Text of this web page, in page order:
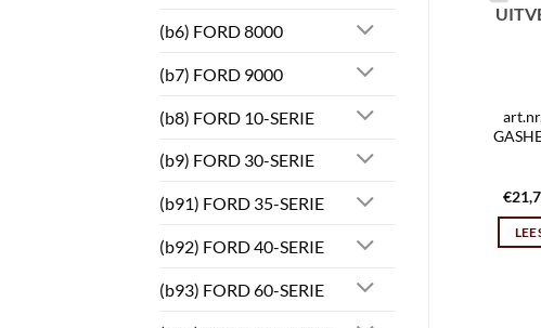
(b6) FORD 8000
(b7) FORD 9000
(b8) FORD 10-SERIE
(b9) FORD 30-SERIE
(b91) FORD 35-SERIE
(b92) FORD 40-SERIE
(b93) FORD 60-SERIE
€